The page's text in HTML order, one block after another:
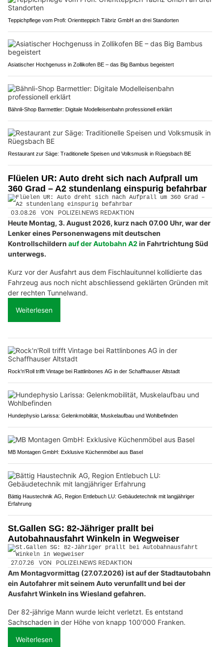
Teppichpflege vom Profi: Orientteppich Täbriz GmbH an drei Standorten
Asiatischer Hochgenuss in Zollikofen BE – das Big Bambus begeistert
Bähnli-Shop Barmettler: Digitale Modelleisenbahn professionell erklärt
Restaurant zur Säge: Traditionelle Speisen und Volksmusik in Rüegsbach BE
Flüelen UR: Auto dreht sich nach Aufprall um
360 Grad – A2 stundenlang einspurig befahrbar
03.08.26 VON POLIZEI.NEWS REDAKTION
Heute Montag, 3. August 2026, kurz nach 07.00 Uhr, war der
Lenker eines Personenwagens mit deutschen
Kontrollschildern auf der Autobahn A2 in Fahrtrichtung Süd
unterwegs.
Kurz vor der Ausfahrt aus dem Fischlauitunnel kollidierte das
Fahrzeug aus noch nicht abschliessend geklärten Gründen mit
der rechten Tunnelwand.
Weiterlesen
Rock'n'Roll trifft Vintage bei Rattlinbones AG in der Schaffhauser Altstadt
Hundephysio Larissa: Gelenkmobilität, Muskelaufbau und Wohlbefinden
MB Montagen GmbH: Exklusive Küchenmöbel aus Basel
Bättig Haustechnik AG, Region Entlebuch LU: Gebäudetechnik mit langjähriger
Erfahrung
St.Gallen SG: 82-Jähriger prallt bei
Autobahnausfahrt Winkeln in Wegweiser
27.07.26 VON POLIZEI.NEWS REDAKTION
Am Montagvormittag (27.07.2026) ist auf der Stadtautobahn
ein Autofahrer mit seinem Auto verunfallt und bei der
Ausfahrt Winkeln ins Wiesland gefahren.
Der 82-jährige Mann wurde leicht verletzt. Es entstand
Sachschaden in der Höhe von knapp 100'000 Franken.
Weiterlesen